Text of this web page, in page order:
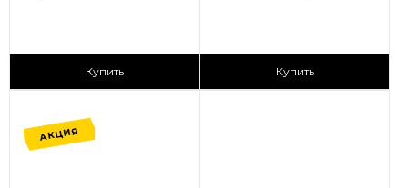
2
Купить
2
Купить
АКЦИЯ